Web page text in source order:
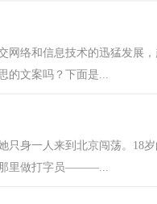
网络和信息技术的迅猛发展
的文案吗？下面是...
只身一人来到北京闯荡。18
那里做打字员———...